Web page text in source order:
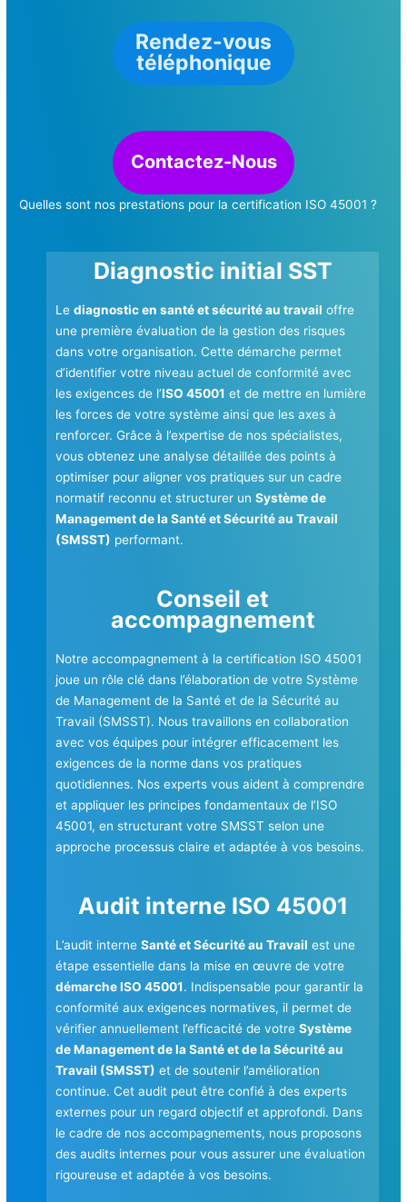
Rendez-vous
téléphonique
Contactez-Nous
Quelles sont nos prestations pour la certification ISO 45001 ?
Diagnostic initial SST
Lediagnostic en santé et sécurité au travail offre
une première évaluation de la gestion des risques
dans votre organisation. Cette démarche permet
d’identifier votre niveau actuel de conformité avec
les exigences de l’ISO 45001 et de mettre en lumière
les forces de votre système ainsi que les axes à
renforcer. Grâce à l’expertise de nos spécialistes,
vous obtenez une analyse détaillée des points à
optimiser pour aligner vos pratiques sur un cadre
normatif reconnu et structurer unSystème de
Management de la Santé et Sécurité au Travail
(SMSST) performant.
Conseil et
accompagnement
Notre accompagnement à la certification ISO 45001
joue un rôle clé dans l’élaboration de votre Système
de Management de la Santé et de la Sécurité au
Travail (SMSST). Nous travaillons en collaboration
avec vos équipes pour intégrer efficacement les
exigences de la norme dans vos pratiques
quotidiennes. Nos experts vous aident à comprendre
et appliquer les principes fondamentaux de l’ISO
45001, en structurant votre SMSST selon une
approche processus claire et adaptée à vos besoins.
Audit interne ISO 45001
L’audit interneSanté et Sécurité au Travail est une
étape essentielle dans la mise en œuvre de votre
démarche ISO 45001. Indispensable pour garantir la
conformité aux exigences normatives, il permet de
vérifier annuellement l’efficacité de votreSystème
de Management de la Santé et de la Sécurité au
Travail (SMSST) et de soutenir l’amélioration
continue. Cet audit peut être confié à des experts
externes pour un regard objectif et approfondi. Dans
le cadre de nos accompagnements, nous proposons
des audits internes pour vous assurer une évaluation
rigoureuse et adaptée à vos besoins.